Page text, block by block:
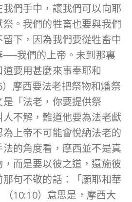
們手中，讓我們可以向耶
。我們的牲畜也要與我們
下，因為我們要從牲畜中
──我們的上帝。未到那裏
要用甚麼來事奉耶和
摩西要法老把祭物和燔祭
「法老，你要提供祭
不解，難道他要為法老獻
上帝不可能會悅納法老的
的角度看，摩西並不是真
而是要以彼之道，還施彼
句不敬的話：「願耶和華
10:10）意思是，摩西大